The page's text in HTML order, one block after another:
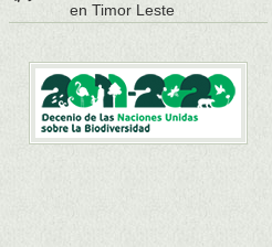
en Timor Leste